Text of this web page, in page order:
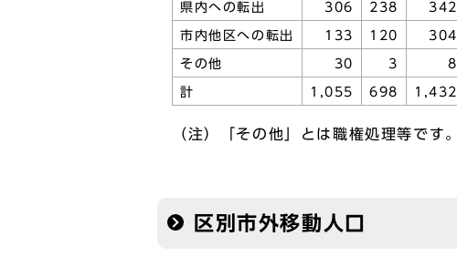
県内への転出 306 238 342
市内他区への転出 133 120 304
その他 30 3 8
計 1,055 698 1,432
（注）「その他」とは職権処理等です。
区別市外移動人口